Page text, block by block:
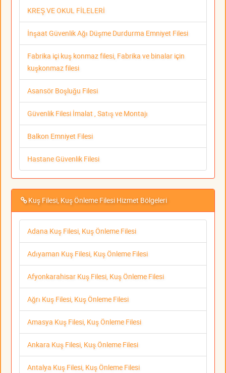
KREŞ VE OKUL FİLELERİ
İnşaat Güvenlik Ağı Düşme Durdurma Emniyet Filesi
Fabrika içi kuş konmaz filesi, Fabrika ve binalar için
kuşkonmaz filesi
Asansör Boşluğu Filesi
Güvenlik Filesi İmalat , Satış ve Montajı
Balkon Emniyet Filesi
Hastane Güvenlik Filesi
Kuş Filesi, Kuş Önleme Filesi Hizmet Bölgeleri
Adana Kuş Filesi, Kuş Önleme Filesi
Adıyaman Kuş Filesi, Kuş Önleme Filesi
Afyonkarahisar Kuş Filesi, Kuş Önleme Filesi
Ağrı Kuş Filesi, Kuş Önleme Filesi
Amasya Kuş Filesi, Kuş Önleme Filesi
Ankara Kuş Filesi, Kuş Önleme Filesi
Antalya Kuş Filesi, Kuş Önleme Filesi